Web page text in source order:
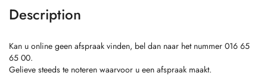
Description
Kan u online geen afspraak vinden, bel dan naar het nummer 016 65
65 00.
Gelieve steeds te noteren waarvoor u een afspraak maakt.